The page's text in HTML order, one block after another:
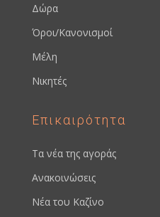
Δώρα
Όροι/Κανονισμοί
Μέλη
Νικητές
Επικαιρότητα
Τα νέα της αγοράς
Ανακοινώσεις
Νέα του Καζίνο